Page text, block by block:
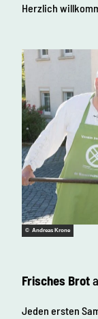
© Andreas Krone
Herzlich
Frisches Brot
Jeden ersten